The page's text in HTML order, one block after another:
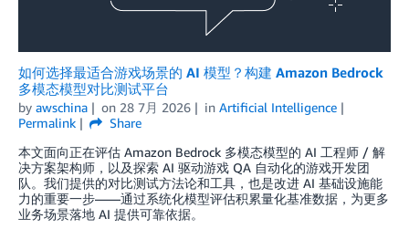
如何选择最适合游戏场景的 AI 模型？构建 Amazon Bedrock
多模态模型对比测试平台
by awschina on 28 7月 2026 in Artificial Intelligence
Permalink
Share
本文面向正在评估 Amazon Bedrock 多模态模型的 AI 工程师 / 解
决方案架构师，以及探索 AI 驱动游戏 QA 自动化的游戏开发团
队。我们提供的对比测试方法论和工具，也是改进 AI 基础设施能
力的重要一步——通过系统化模型评估积累量化基准数据，为更多
业务场景落地 AI 提供可靠依据。